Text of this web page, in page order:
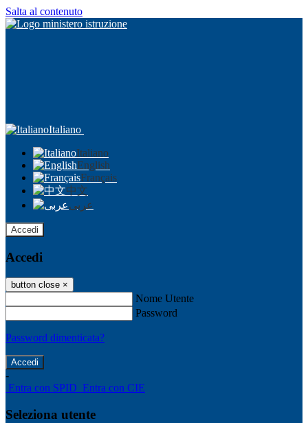
Salta al contenuto
Italiano
Italiano
English
Français
中文
عربى
Accedi
Accedi
button close ×
Nome Utente
Password
Password dimenticata?
-
Entra con SPID Entra con CIE
Seleziona utente